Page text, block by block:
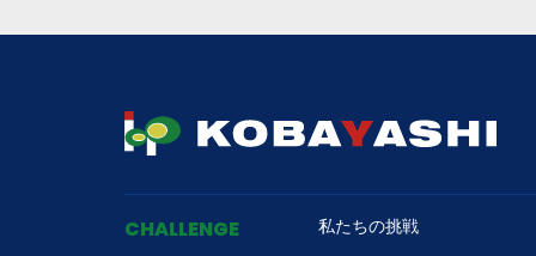
CHALLENGE 私たちの挑戦